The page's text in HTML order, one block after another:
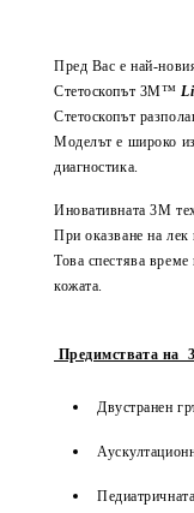
Пред Вас е най-
Стетоскопът 3M™
Стетоскопът
Моделът е широко
диагностика.
Иновативната 3М
При оказване на лек
Това спестява
кожата.
Предимствата
Двустранен